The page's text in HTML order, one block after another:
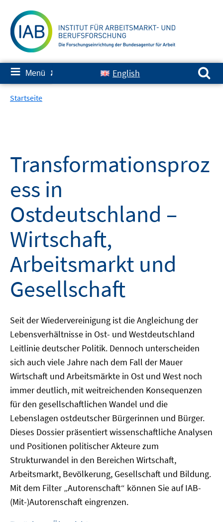
zum
Inhalt
≡ Menü ✘ English
Suchen nach:
Startseite
Transformationsproz
ess in
Ostdeutschland –
Wirtschaft,
Arbeitsmarkt und
Gesellschaft
Seit der Wiedervereinigung ist die Angleichung der
Lebensverhältnisse in Ost- und Westdeutschland
Leitlinie deutscher Politik. Dennoch unterscheiden
sich auch viele Jahre nach dem Fall der Mauer
Wirtschaft und Arbeitsmärkte in Ost und West noch
immer deutlich, mit weitreichenden Konsequenzen
für den gesellschaftlichen Wandel und die
Lebenslagen ostdeutscher Bürgerinnen und Bürger.
Dieses Dossier präsentiert wissenschaftliche Analysen
und Positionen politischer Akteure zum
Strukturwandel in den Bereichen Wirtschaft,
Arbeitsmarkt, Bevölkerung, Gesellschaft und Bildung.
Mit dem Filter „Autorenschaft“ können Sie auf IAB-
(Mit-)Autorenschaft eingrenzen.